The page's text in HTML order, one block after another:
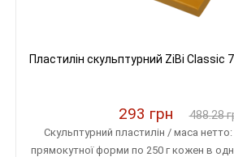
Пластилін скульптурний ZiBi Classic
293 грн 488.28
Скульптурний пластилін / маса нетто:
прямокутної форми по 250 г кожен в